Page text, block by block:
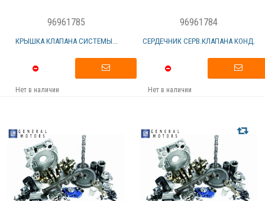
96961785
КРЫШКА КЛАПАНА СИСТЕМЫ...
Нет в наличии
96961784
СЕРДЕЧНИК СЕРВ.КЛАПАНА КОНД.
Нет в наличии